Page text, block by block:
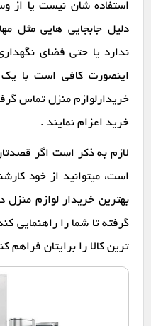
استفاده شان نیست یا از
دلیل جابجایی هایی مثل
ندارد یا حتی فضای
اینصورت کافی است با
خریدارلوازم منزل تماس
خرید اعزام نمایند .
لازم به ذکر است اگر
است، میتوانید از خود
بهترین خریدار لوازم
گرفته تا شما را راهنمایی
ترین کالا را برایتان فراهم